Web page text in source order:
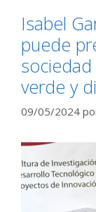
Isabel
puede
verde y
09/05/2024